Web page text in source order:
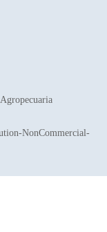
NonCommercial-